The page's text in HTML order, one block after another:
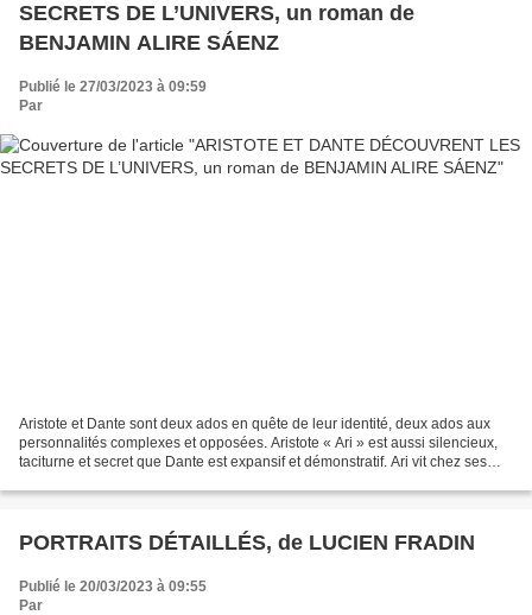
SECRETS DE L’UNIVERS, un roman de
BENJAMIN ALIRE SÁENZ
Publié le 27/03/2023 à 09:59
Par
Aristote et Dante sont deux ados en quête de leur identité, deux ados aux
personnalités complexes et opposées. Aristote « Ari » est aussi silencieux,
taciturne et secret que Dante est expansif et démonstratif. Ari vit chez ses
PORTRAITS DÉTAILLÉS, de LUCIEN FRADIN
Publié le 20/03/2023 à 09:55
Par